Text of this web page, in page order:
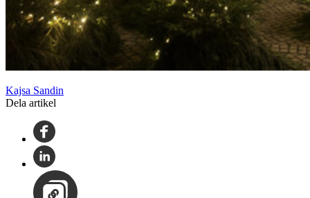
Kajsa Sandin
Dela artikel